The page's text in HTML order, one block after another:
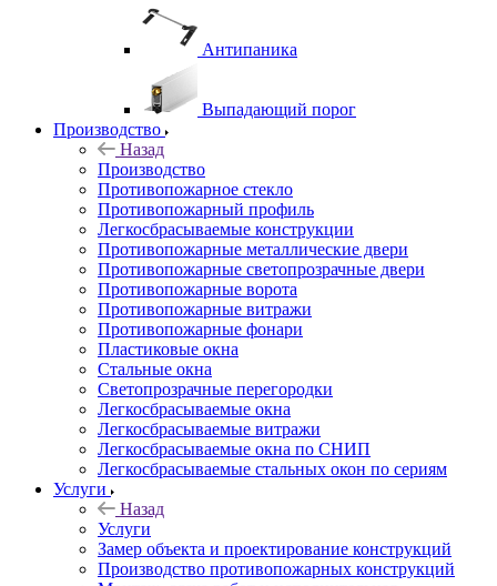
Антипаника
Выпадающий порог
Производство
Назад
Производство
Противопожарное стекло
Противопожарный профиль
Легкосбрасываемые конструкции
Противопожарные металлические двери
Противопожарные светопрозрачные двери
Противопожарные ворота
Противопожарные витражи
Противопожарные фонари
Пластиковые окна
Стальные окна
Светопрозрачные перегородки
Легкосбрасываемые окна
Легкосбрасываемые витражи
Легкосбрасываемые окна по СНИП
Легкосбрасываемые стальных окон по сериям
Услуги
Назад
Услуги
Замер объекта и проектирование конструкций
Производство противопожарных конструкций